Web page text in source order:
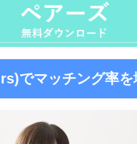
でマッチング率を